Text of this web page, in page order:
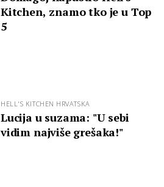
Kitchen, znamo tko je u Top
5
HELL'S KITCHEN HRVATSKA
Lucija u suzama: "U sebi
vidim najviše grešaka!"